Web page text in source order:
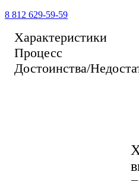
8 812 629-59-59
Характеристики
Процесс
Достоинства/